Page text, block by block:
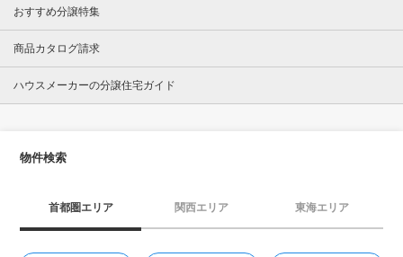
おすすめ分譲特集
商品カタログ請求
ハウスメーカーの分譲住宅ガイド
物件検索
首都圏エリア 関西エリア 東海エリア